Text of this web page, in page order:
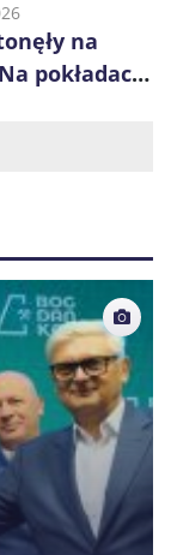
na
pokładach